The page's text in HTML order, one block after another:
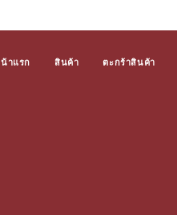
าแรก สินค้า ตะกร้าสินค้า